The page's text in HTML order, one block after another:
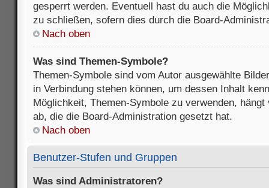
gesperrt werden. Eventuell hast du auch die
zu schließen, sofern dies durch die Board-
Nach oben
Was sind Themen-Symbole?
Themen-Symbole sind vom Autor ausgewählte
in Verbindung stehen können, um dessen Inhalt
Möglichkeit, Themen-Symbole zu verwenden,
ab, die die Board-Administration gesetzt hat.
Nach oben
Benutzer-Stufen und Gruppen
Was sind Administratoren?